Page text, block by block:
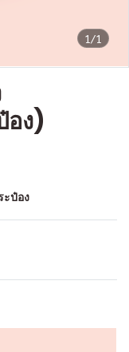
1/1
อง)
ะป๋อง